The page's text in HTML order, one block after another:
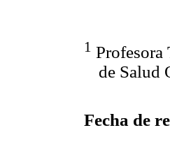
1 Profesora
de Salud
Fecha de